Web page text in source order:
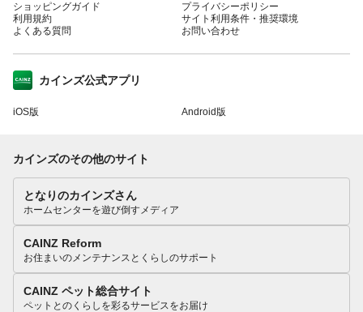
ショッピングガイド
利用規約
よくある質問
プライバシーポリシー
サイト利用条件・推奨環境
お問い合わせ
カインズ公式アプリ
iOS版 Android版
カインズのその他のサイト
となりのカインズさん
ホームセンターを遊び倒すメディア
CAINZ Reform
お住まいのメンテナンスとくらしのサポート
CAINZ ペット総合サイト
ペットとのくらしを彩るサービスをお届け